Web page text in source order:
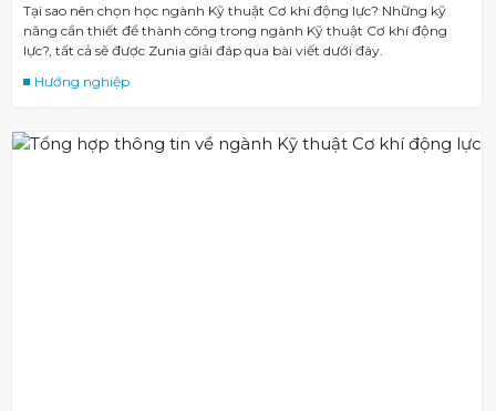
Tại sao nên chọn học ngành Kỹ thuật Cơ khí động lực? Những kỹ
năng cần thiết để thành công trong ngành Kỹ thuật Cơ khí động
lực?, tất cả sẽ được Zunia giải đáp qua bài viết dưới đây.
Hướng nghiệp